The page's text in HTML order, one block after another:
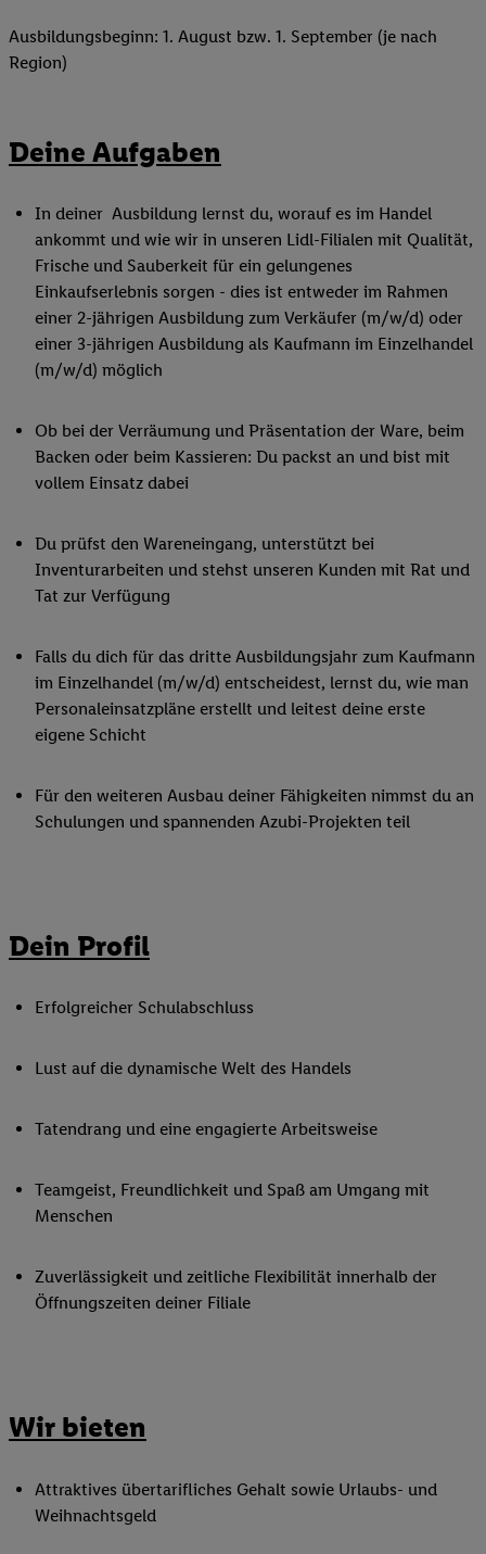
Ausbildungsbeginn: 1. August bzw. 1. September (je nach
Region)
Deine Aufgaben
In deiner Ausbildung lernst du, worauf es im Handel
ankommt und wie wir in unseren Lidl-Filialen mit Qualität,
Frische und Sauberkeit für ein gelungenes
Einkaufserlebnis sorgen - dies ist entweder im Rahmen
einer 2-jährigen Ausbildung zum Verkäufer (m/w/d) oder
einer 3-jährigen Ausbildung als Kaufmann im Einzelhandel
(m/w/d) möglich
Ob bei der Verräumung und Präsentation der Ware, beim
Backen oder beim Kassieren: Du packst an und bist mit
vollem Einsatz dabei
Du prüfst den Wareneingang, unterstützt bei
Inventurarbeiten und stehst unseren Kunden mit Rat und
Tat zur Verfügung
Falls du dich für das dritte Ausbildungsjahr zum Kaufmann
im Einzelhandel (m/w/d) entscheidest, lernst du, wie man
Personaleinsatzpläne erstellt und leitest deine erste
eigene Schicht
Für den weiteren Ausbau deiner Fähigkeiten nimmst du an
Schulungen und spannenden Azubi-Projekten teil
Dein Profil
Erfolgreicher Schulabschluss
Lust auf die dynamische Welt des Handels
Tatendrang und eine engagierte Arbeitsweise
Teamgeist, Freundlichkeit und Spaß am Umgang mit
Menschen
Zuverlässigkeit und zeitliche Flexibilität innerhalb der
Öffnungszeiten deiner Filiale
Wir bieten
Attraktives übertarifliches Gehalt sowie Urlaubs- und
Weihnachtsgeld